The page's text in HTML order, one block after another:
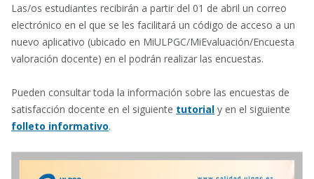
Las/os estudiantes recibirán a partir del 01 de abril un correo
electrónico en el que se les facilitará un código de acceso a un
nuevo aplicativo (ubicado en MiULPGC/MiEvaluación/Encuesta
valoración docente) en el podrán realizar las encuestas.
Pueden consultar toda la información sobre las encuestas de
satisfacción docente en el siguiente tutorial y en el siguiente
folleto informativo.